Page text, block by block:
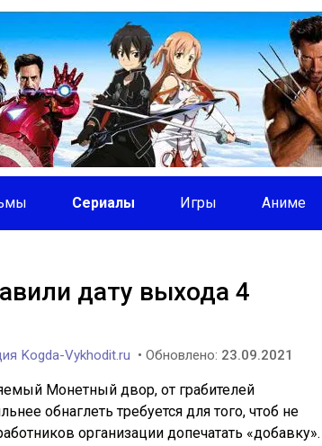
Сериалы Игры Аниме
дату выхода 4
Kogda-Vykhodit.ru • Обновлено: 23.09.2021
Монетный двор, от грабителей
обнаглеть требуется для того, чтоб не
организации допечатать «добавку».